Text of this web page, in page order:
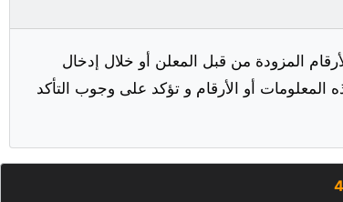
المزودة من قبل المعلن أو خلال إدخال
المعلومات أو الأرقام و تؤكد على وجوب التأكد